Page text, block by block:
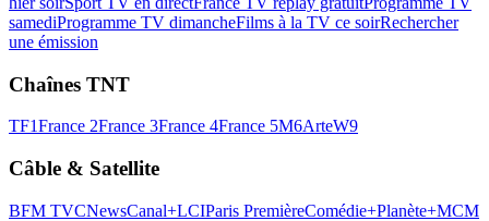
samediProgramme TV dimancheFilms à la TV ce soirRechercher
une émission
Chaînes TNT
TF1France 2France 3France 4France 5M6ArteW9
Câble & Satellite
BFM TVCNewsCanal+LCIParis PremièreComédie+Planète+MCM